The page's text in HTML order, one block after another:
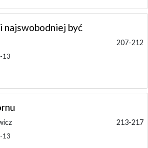
najswobodniej być
207-212
13
213-217
13